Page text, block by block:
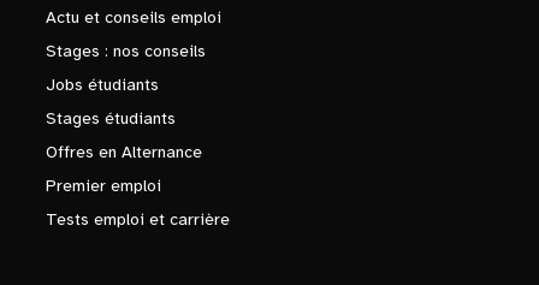
Actu et conseils emploi
Stages : nos conseils
Jobs étudiants
Stages étudiants
Offres en Alternance
Premier emploi
Tests emploi et carrière